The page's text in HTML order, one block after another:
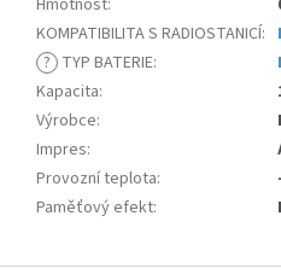
KOMPATIBILITA S RADIOSTANICÍ:
? TYP BATERIE:
Kapacita:
Výrobce:
Impres:
Provozní teplota:
Paměťový efekt: